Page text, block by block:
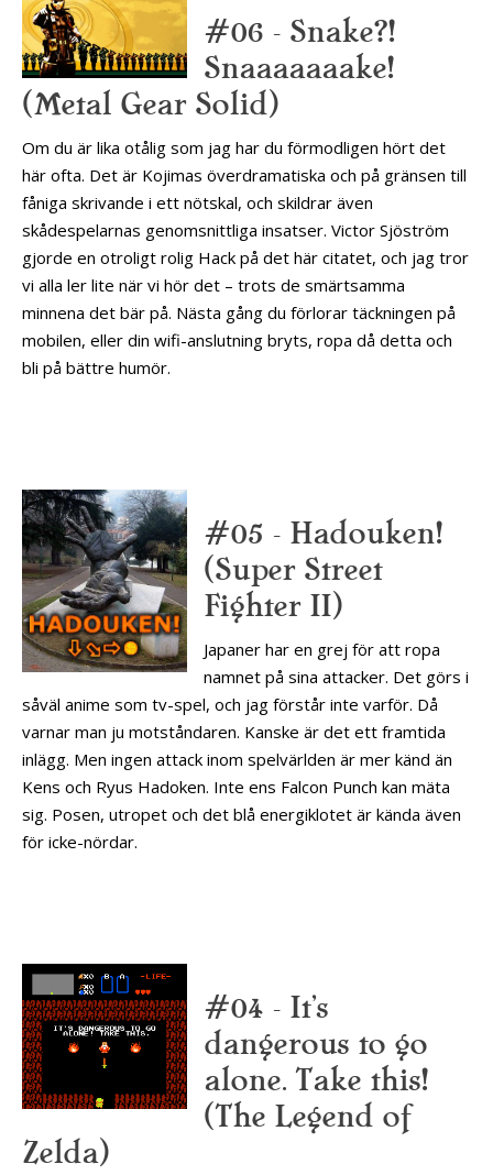
#06 – Snake?!
Snaaaaaaake!
(Metal Gear Solid)
Om du är lika otålig som jag har du förmodligen hört det
här ofta. Det är Kojimas överdramatiska och på gränsen till
fåniga skrivande i ett nötskal, och skildrar även
skådespelarnas genomsnittliga insatser. Victor Sjöström
gjorde en otroligt rolig Hack på det här citatet, och jag tror
vi alla ler lite när vi hör det – trots de smärtsamma
minnena det bär på. Nästa gång du förlorar täckningen på
mobilen, eller din wifi-anslutning bryts, ropa då detta och
bli på bättre humör.
#05 – Hadouken!
(Super Street
Fighter II)
Japaner har en grej för att ropa
namnet på sina attacker. Det görs i
såväl anime som tv-spel, och jag förstår inte varför. Då
varnar man ju motståndaren. Kanske är det ett framtida
inlägg. Men ingen attack inom spelvärlden är mer känd än
Kens och Ryus Hadoken. Inte ens Falcon Punch kan mäta
sig. Posen, utropet och det blå energiklotet är kända även
för icke-nördar.
#04 – It’s
dangerous to go
alone. Take this!
(The Legend of
Zelda)